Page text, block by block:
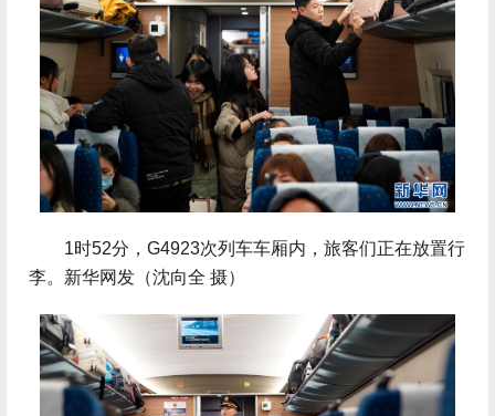
1时52分，G4923次列车车厢内，旅客们正在放置行
李。新华网发（沈向全 摄）